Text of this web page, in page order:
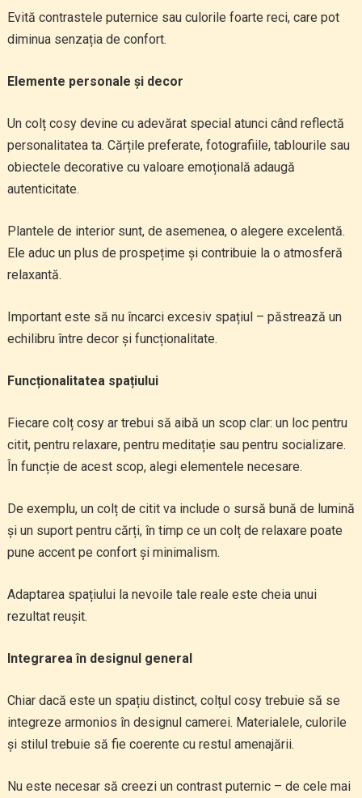
Evită contrastele puternice sau culorile foarte reci, care pot
diminua senzația de confort.
Elemente personale și decor
Un colț cosy devine cu adevărat special atunci când reflectă
personalitatea ta. Cărțile preferate, fotografiile, tablourile sau
obiectele decorative cu valoare emoțională adaugă
autenticitate.
Plantele de interior sunt, de asemenea, o alegere excelentă.
Ele aduc un plus de prospețime și contribuie la o atmosferă
relaxantă.
Important este să nu încarci excesiv spațiul – păstrează un
echilibru între decor și funcționalitate.
Funcționalitatea spațiului
Fiecare colț cosy ar trebui să aibă un scop clar: un loc pentru
citit, pentru relaxare, pentru meditație sau pentru socializare.
În funcție de acest scop, alegi elementele necesare.
De exemplu, un colț de citit va include o sursă bună de lumină
și un suport pentru cărți, în timp ce un colț de relaxare poate
pune accent pe confort și minimalism.
Adaptarea spațiului la nevoile tale reale este cheia unui
rezultat reușit.
Integrarea în designul general
Chiar dacă este un spațiu distinct, colțul cosy trebuie să se
integreze armonios în designul camerei. Materialele, culorile
și stilul trebuie să fie coerente cu restul amenajării.
Nu este necesar să creezi un contrast puternic – de cele mai